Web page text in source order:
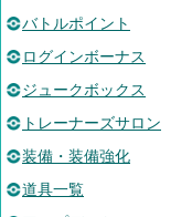
バトルポイント
ログインボーナス
ジュークボックス
トレーナーズサロン
装備・装備強化
道具一覧